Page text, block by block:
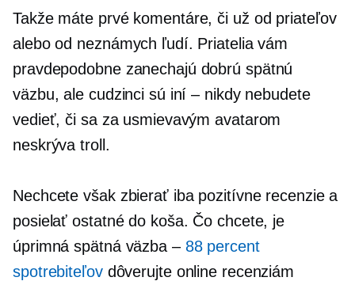
Takže máte prvé komentáre, či už od priateľov
alebo od neznámych ľudí. Priatelia vám
pravdepodobne zanechajú dobrú spätnú
väzbu, ale cudzinci sú iní – nikdy nebudete
vedieť, či sa za usmievavým avatarom
neskrýva troll.
Nechcete však zbierať iba pozitívne recenzie a
posielať ostatné do koša. Čo chcete, je
úprimná spätná väzba – 88 percent
spotrebiteľovdôverujte online recenziám